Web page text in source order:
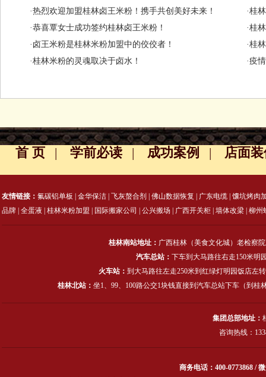
·热烈欢迎加盟桂林卤王米粉！携手共创美好未来！
·桂
·恭喜覃女士成功签约桂林卤王米粉！
·桂
·卤王米粉是桂林米粉加盟中的佼佼者！
·桂
·桂林米粉的灵魂取决于卤水！
·疫
首 页 | 学前必读 | 成功案例 | 店面
友情链接： 氟碳铝单板 金华保洁 飞灰螯合剂 佛山数据恢复 广东电缆 馕坑烤肉
品牌 全蛋液 桂林米粉加盟 国际搬家公司 公兴搬场 广西开关柜 墙体改梁 柳州
桂林南站地址： 广西桂林（美食文化城）老检察
汽车总站： 下车到大马路往右走150米明
火车站： 到大马路往左走250米到红绿灯明园饭店左
桂林北站： 坐1、99、100路公交1块钱直接到汽车总站下车（到
集团总部地址：
咨询热线：
商务电话：400-0773868 /